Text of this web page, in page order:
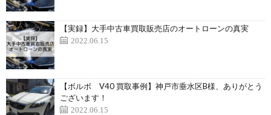
【実録】大手中古車買取販売店のオートローンの真実
2022.06.15
【ボルボ V40 買取事例】神戸市垂水区B様、ありがとう
ございます！
2022.06.15